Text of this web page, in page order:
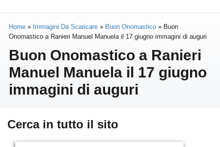
Home » Immagini Da Scaricare » Buon Onomastico » Buon
Onomastico a Ranieri Manuel Manuela il 17 giugno immagini di auguri
Buon Onomastico a Ranieri
Manuel Manuela il 17 giugno
immagini di auguri
Cerca in tutto il sito